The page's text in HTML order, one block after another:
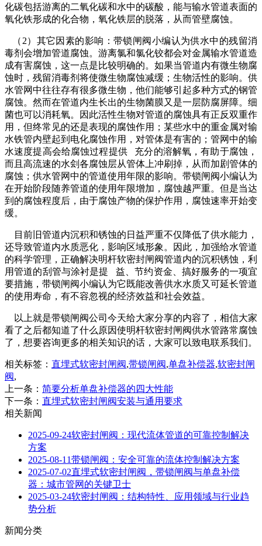
化碳包括游离的二氧化碳和水中的碳酸，能与输水管道表面的
氧化铁形成的化合物，氧化铁层的脱落，从而管壁腐蚀。
（2）其它因素的影响：带锁闸阀小编认为供水中的残留消
毒剂会增加管道腐蚀。游离氯和氯化铰都会对金属输水管道造
成有害腐蚀，这一点是比较明确的。如果当管道内有微生物腐
蚀时，残留消毒剂将使微生物腐蚀减缓；生物活性的影响。供
水管网中往往存有很多微生物，他们能够引起多种方式的钢管
腐蚀。然而在管道内生长出的生物菌膜又是一层防腐屏障。细
菌也可以消耗氧。因此活性生物对管道的腐蚀具有正反双重作
用，但终常见的还是表现的腐蚀作用；某些水中的重金属对输
水铁管内壁起到电化腐蚀作用，对管体是有害的；管网中的输
水速度提高会给腐蚀过程提供 充分的溶解氧，有助于腐蚀，
而且高流速的水刽各腐蚀层从管体上冲刷掉，从而加剧管体的
腐蚀；供水管网中的管道使用年限的影响。带锁闸阀小编认为
在开始阶段随养管道的使用年限增加，腐蚀越严重。但是当达
到的腐蚀程度后，由于腐蚀产物的保护作用，腐蚀速率开始变
缓。
目前旧管道内沉积和锈蚀的日益严重不仅降低了供水能力，
还导致管道内水质恶化，影响区域形象。因此，加强给水管道
的科学管理，正确解决明杆软密封闸阀管道内的沉积锈蚀，利
用管道的刮管与涂衬是提 益、节约资金、搞好服务的一项宜
要措施，带锁闸阀小编认为它既能改善供水水质又可延长管道
的使用寿命，有不容忽视的经济效益和社会效益。
以上就是带锁闸阀公司今天给大家分享的内容了，相信大家
看了之后都知道了什么原因使明杆软密封闸阀供水管路常腐蚀
了，想要咨询更多的相关知识的话，大家可以致电联系我们。
相关标签： 直埋式软密封闸阀,带锁闸阀,单盘补偿器,软密封闸
阀,
上一条： 简要分析单盘补偿器的四大性能
下一条： 直埋式软密封闸阀安装与通用要求
相关新闻
2025-09-24软密封闸阀：现代流体管道的可靠控制解决
方案
2025-08-11带锁闸阀：安全可靠的流体控制解决方案
2025-07-02直埋式软密封闸阀，带锁闸阀与单盘补偿
器：城市管网的关键卫士
2025-03-24软密封闸阀：结构特性、应用领域与行业趋
势分析
新闻分类